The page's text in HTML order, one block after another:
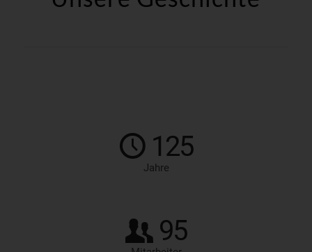
125
Jahre
95